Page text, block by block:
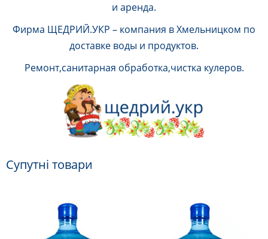
и аренда.
Фирма ЩЕДРИЙ.УКР – компания в Хмельницком по
доставке воды и продуктов.
Ремонт,санитарная обработка,чистка кулеров.
Супутні товари